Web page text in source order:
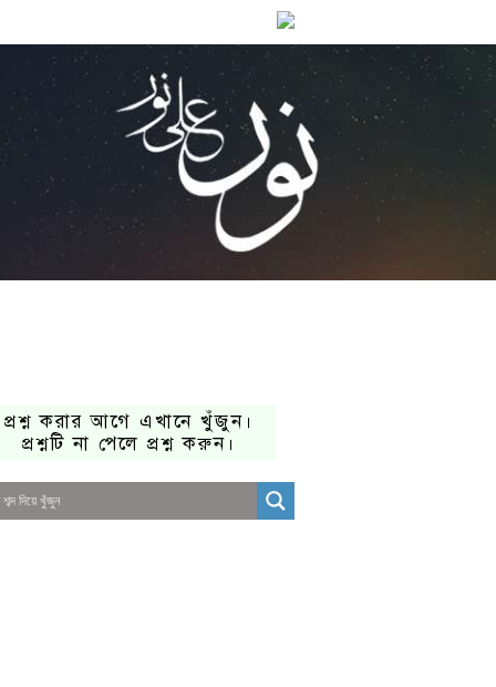
প্রশ্ন করার আগে এখানে খুঁজুন।
প্রশ্নটি না পেলে প্রশ্ন করুন।